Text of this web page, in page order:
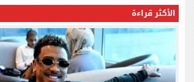
الأكثر قراءة